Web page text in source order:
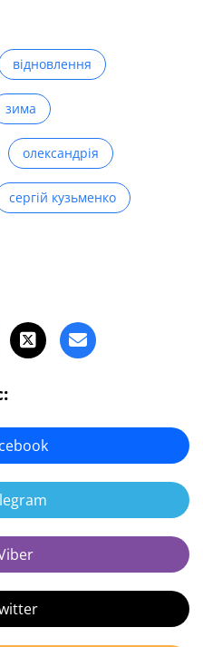
відновлення
зима
олександрія
сергій кузьменко